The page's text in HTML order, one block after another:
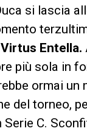
si lascia
Virtus Entella.
più sola in
ormai un
del torneo,
C.